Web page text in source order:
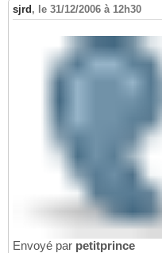
sjrd, le 31/12/2006 à 12h30
Envoyé par petitprince